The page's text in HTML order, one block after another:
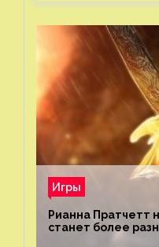
Игры
Рианна Пратчетт
станет более
репрезентации